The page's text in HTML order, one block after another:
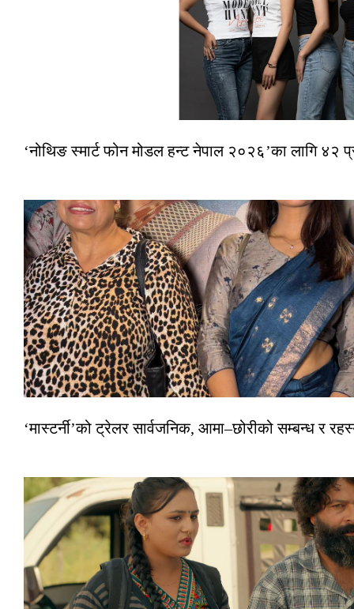
‘नोथिङ स्मार्ट फोन मोडल हन्ट नेपाल २०२६’का लागि ४२
‘मास्टर्नी’को ट्रेलर सार्वजनिक, आमा–छोरीको सम्बन्ध र